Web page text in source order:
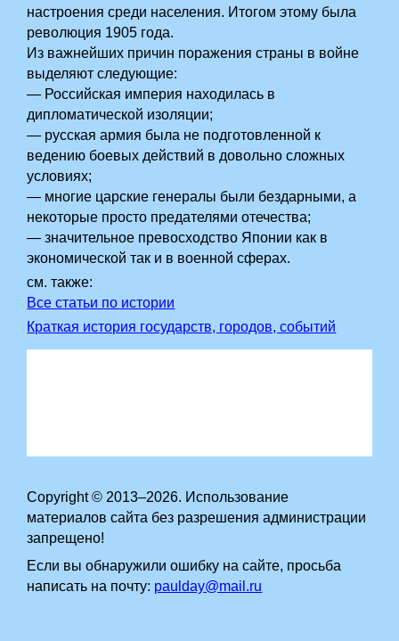
настроения среди населения. Итогом этому была
революция 1905 года.
Из важнейших причин поражения страны в войне
выделяют следующие:
— Российская империя находилась в
дипломатической изоляции;
— русская армия была не подготовленной к
ведению боевых действий в довольно сложных
условиях;
— многие царские генералы были бездарными, а
некоторые просто предателями отечества;
— значительное превосходство Японии как в
экономической так и в военной сферах.
см. также:
Все статьи по истории
Краткая история государств, городов, событий
Copyright © 2013–2026. Использование
материалов сайта без разрешения администрации
запрещено!
Если вы обнаружили ошибку на сайте, просьба
написать на почту: paulday@mail.ru